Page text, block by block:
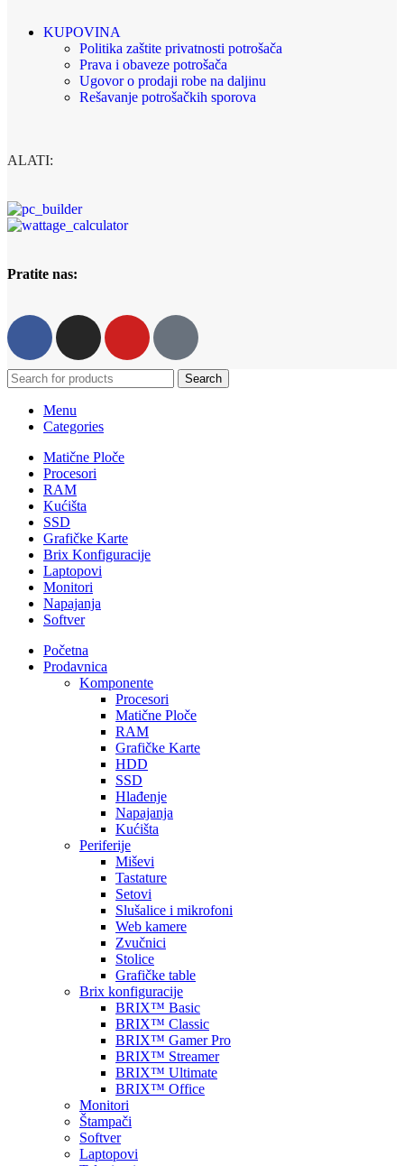
KUPOVINA
Politika zaštite privatnosti potrošača
Prava i obaveze potrošača
Ugovor o prodaji robe na daljinu
Rešavanje potrošačkih sporova
ALATI:
Pratite nas:
Search
Menu
Categories
Matične Ploče
Procesori
RAM
Kućišta
SSD
Grafičke Karte
Brix Konfiguracije
Laptopovi
Monitori
Napajanja
Softver
Početna
Prodavnica
Komponente
Procesori
Matične Ploče
RAM
Grafičke Karte
HDD
SSD
Hlađenje
Napajanja
Kućišta
Periferije
Miševi
Tastature
Setovi
Slušalice i mikrofoni
Web kamere
Zvučnici
Stolice
Grafičke table
Brix konfiguracije
BRIX™ Basic
BRIX™ Classic
BRIX™ Gamer Pro
BRIX™ Streamer
BRIX™ Ultimate
BRIX™ Office
Monitori
Štampači
Softver
Laptopovi